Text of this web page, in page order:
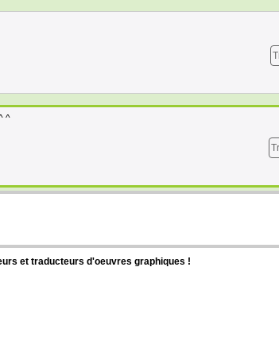
^
et traducteurs d'oeuvres graphiques !